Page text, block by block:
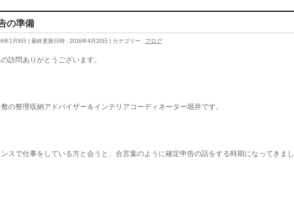
の準備
年1月8日 最終更新日時 : 2016年4月20日 カテゴリー : ブログ
訪問ありがとうございます。
の整理収納アドバイザー＆インテリアコーディネーター堀井です。
スで仕事をしている方と会うと、合言葉のように確定申告の話をする時期になってきまし